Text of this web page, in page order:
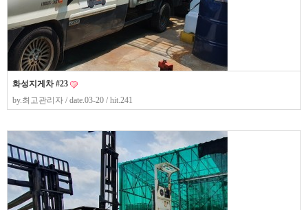
화성지게차 #23
by.최고관리자 / date.03-20 / hit.241